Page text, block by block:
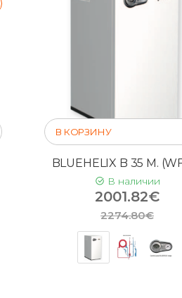
В КОРЗИНУ
BLUEHELIX B 35 M.
В наличии
2001.82€
2274.80€